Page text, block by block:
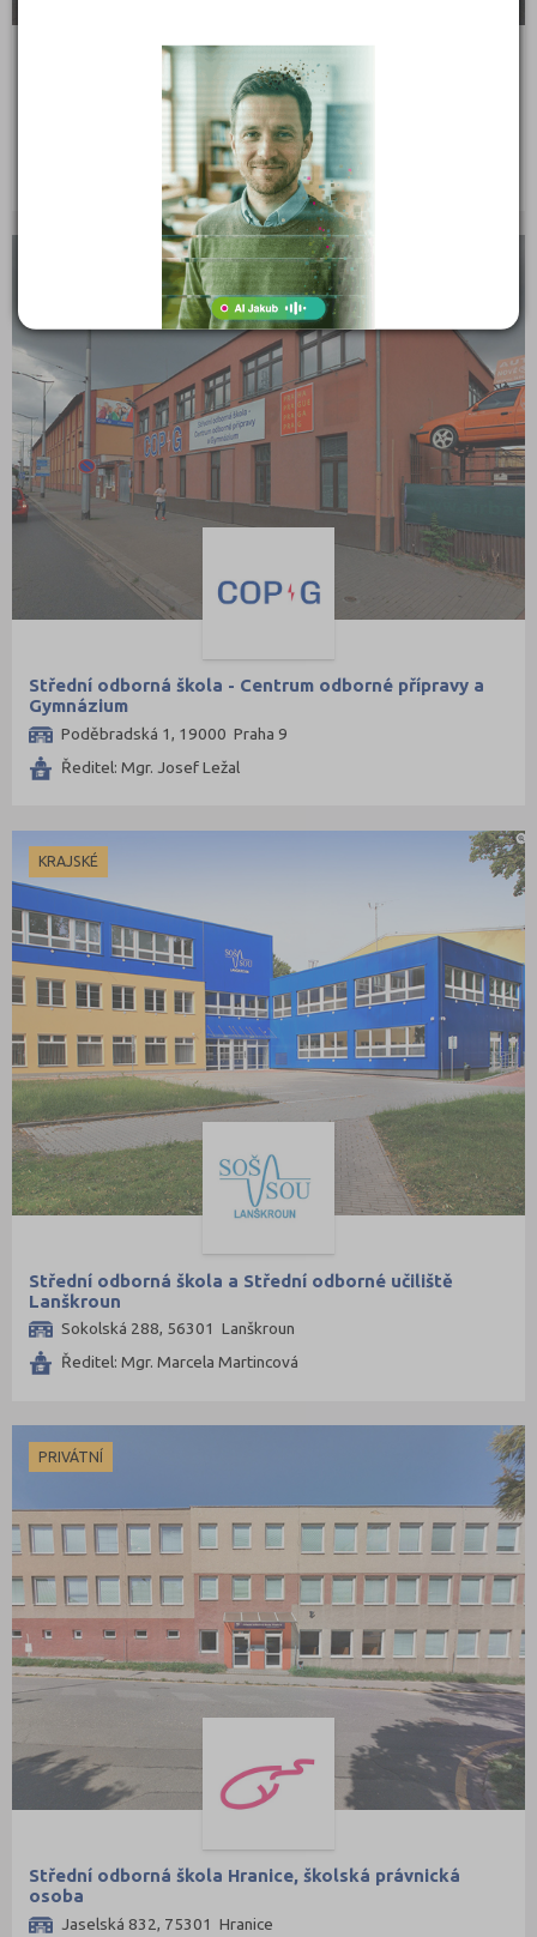
Odborné učiliště a Praktická škola Brno, příspěvková
Lomená 530/44, 61700 Brno
Ředitel: Mgr. Eva Lebedová
Střední odborná škola - Centrum odborné přípravy a
Gymnázium
Poděbradská 1, 19000 Praha 9
Ředitel: Mgr. Josef Ležal
KRAJSKÉ
Střední odborná škola a Střední odborné učiliště
Lanškroun
Sokolská 288, 56301 Lanškroun
Ředitel: Mgr. Marcela Martincová
PRIVÁTNÍ
Střední odborná škola Hranice, školská právnická
osoba
Jaselská 832, 75301 Hranice